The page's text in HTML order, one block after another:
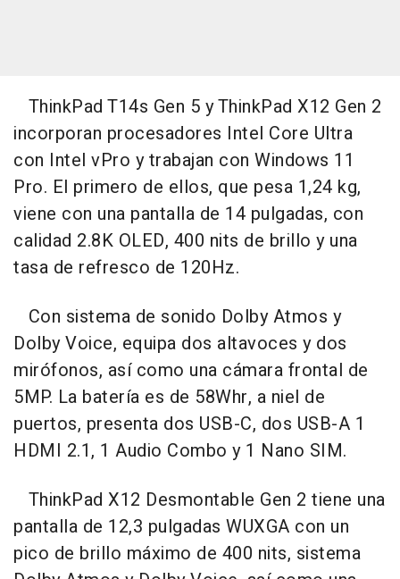
ThinkPad T14s Gen 5 y ThinkPad X12 Gen 2
incorporan procesadores Intel Core Ultra
con Intel vPro y trabajan con Windows 11
Pro. El primero de ellos, que pesa 1,24 kg,
viene con una pantalla de 14 pulgadas, con
calidad 2.8K OLED, 400 nits de brillo y una
tasa de refresco de 120Hz.
Con sistema de sonido Dolby Atmos y
Dolby Voice, equipa dos altavoces y dos
mirófonos, así como una cámara frontal de
5MP. La batería es de 58Whr, a niel de
puertos, presenta dos USB-C, dos USB-A 1
HDMI 2.1, 1 Audio Combo y 1 Nano SIM.
ThinkPad X12 Desmontable Gen 2 tiene una
pantalla de 12,3 pulgadas WUXGA con un
pico de brillo máximo de 400 nits, sistema